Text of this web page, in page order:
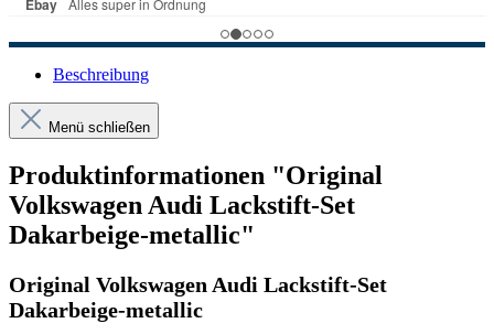
Beschreibung
Menü schließen
Produktinformationen "Original
Volkswagen Audi Lackstift-Set
Dakarbeige-metallic"
Original Volkswagen Audi Lackstift-Set
Dakarbeige-metallic